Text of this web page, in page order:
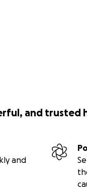
and trusted
and